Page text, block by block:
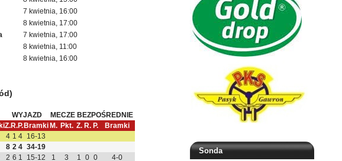
Sonda
7 kwietnia, 16:00
8 kwietnia, 17:00
7 kwietnia, 17:00
8 kwietnia, 11:00
8 kwietnia, 16:00
WYJAZD
MECZE BEZPOŚREDNIE
Z.R.P. Bramki M. Pkt. Z. R. P.
Bramki
4 1 4 16-13
8 2 4 34-19
2 6 1 15-12 1 3 1 0 0
4-0